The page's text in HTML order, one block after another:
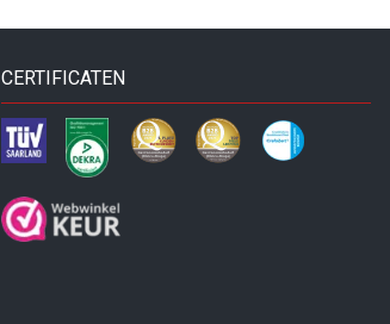
CERTIFICATEN